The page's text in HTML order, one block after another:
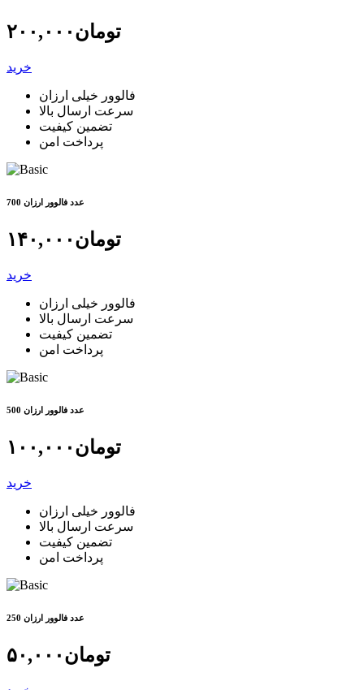
۲۰۰,۰۰۰تومان
خرید
فالوور خیلی ارزان
سرعت ارسال بالا
تضمین کیفیت
پرداخت امن
700 عدد فالوور ارزان
۱۴۰,۰۰۰تومان
خرید
فالوور خیلی ارزان
سرعت ارسال بالا
تضمین کیفیت
پرداخت امن
500 عدد فالوور ارزان
۱۰۰,۰۰۰تومان
خرید
فالوور خیلی ارزان
سرعت ارسال بالا
تضمین کیفیت
پرداخت امن
250 عدد فالوور ارزان
۵۰,۰۰۰تومان